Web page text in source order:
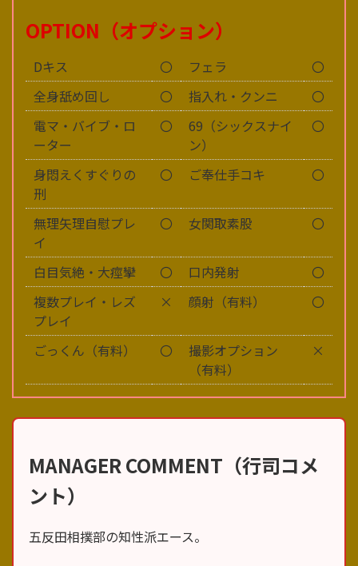
OPTION（オプション）
Dキス 〇 フェラ
〇
全身舐め回し
〇 指入れ・クンニ
〇
電マ・バイブ・ロ
ーター
〇
69（シックスナイ
ン）
〇
身悶えくすぐりの
刑
〇 ご奉仕手コキ 〇
無理矢理自慰プレ
イ
〇 女関取素股 〇
白目気絶・大痙攣 〇 口内発射
〇
複数プレイ・レズ
プレイ
× 顔射（有料） 〇
ごっくん（有料） 〇
撮影オプション
（有料）
×
MANAGER COMMENT（行司コメ
ント）
五反田相撲部の知性派エース。